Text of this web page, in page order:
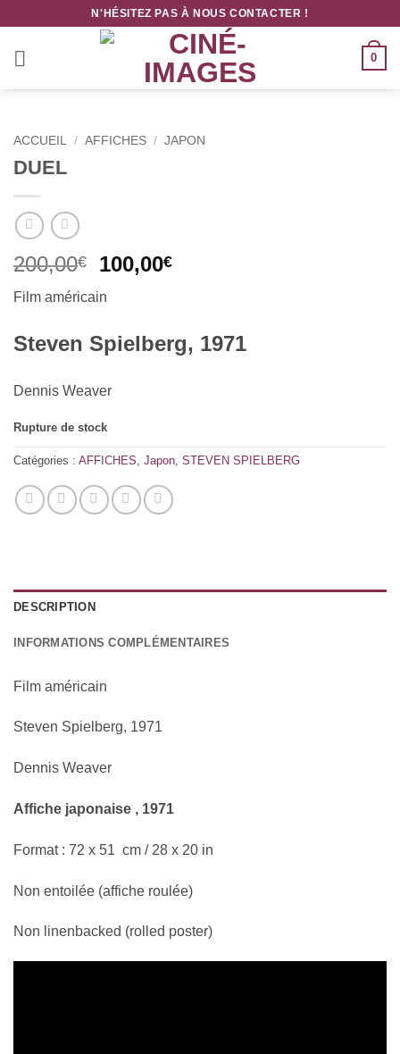
contenu
N'HÉSITEZ PAS À NOUS CONTACTER !
0
ACCUEIL / AFFICHES / JAPON
DUEL
200,00€
Le
initial
200,00€.
100,00€Le
100,00€.
Film américain
Steven Spielberg, 1971
Dennis Weaver
Rupture de stock
Catégories : AFFICHES Japon STEVEN SPIELBERG
DESCRIPTION
INFORMATIONS COMPLÉMENTAIRES
Film américain
Steven Spielberg, 1971
Dennis Weaver
Affiche japonaise , 1971
Format : 72 x 51 cm / 28 x 20 in
Non entoilée (affiche roulée)
Non linenbacked (rolled poster)